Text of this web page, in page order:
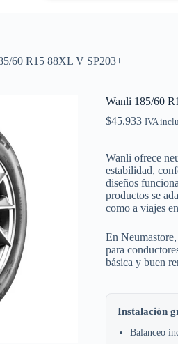
60 R15 88XL V SP203+
Wanli 185/60
$45.933 IVA
Wanli ofrece
estabilidad,
diseños
productos se
como a viajes
En
para
básica y buen
Instalación
Balanceo